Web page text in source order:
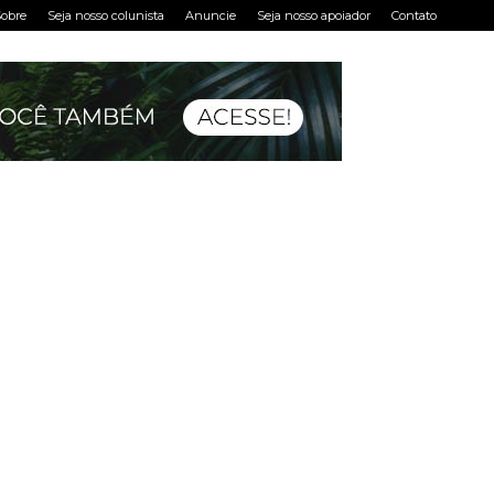
Seja nosso colunista Anuncie Seja nosso apoiador Contato